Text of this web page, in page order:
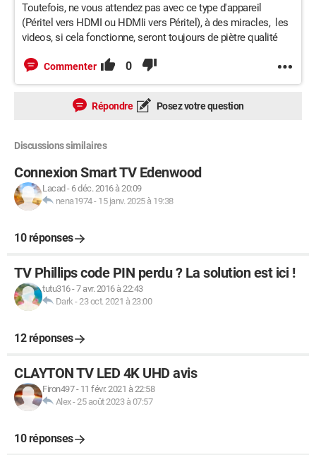
Toutefois, ne vous attendez pas avec ce type d'appareil
(Péritel vers HDMI ou HDMIi vers Péritel), à des miracles, les
videos, si cela fonctionne, seront toujours de piètre qualité
Commenter 0
Répondre Posez votre question
Discussions similaires
Connexion Smart TV Edenwood
Lacad - 6 déc. 2016 à 20:09
nena1974- 15 janv. 2025 à 19:38
10 réponses
TV Phillips code PIN perdu ? La solution est ici !
tutu316-7 avr. 2016 à 22:43
Dark -23 oct. 2021 à 23:00
12 réponses
CLAYTON TV LED 4K UHD avis
Firon497- 11 févr. 2021 à 22:58
Alex-25 août 2023 à 07:57
10 réponses